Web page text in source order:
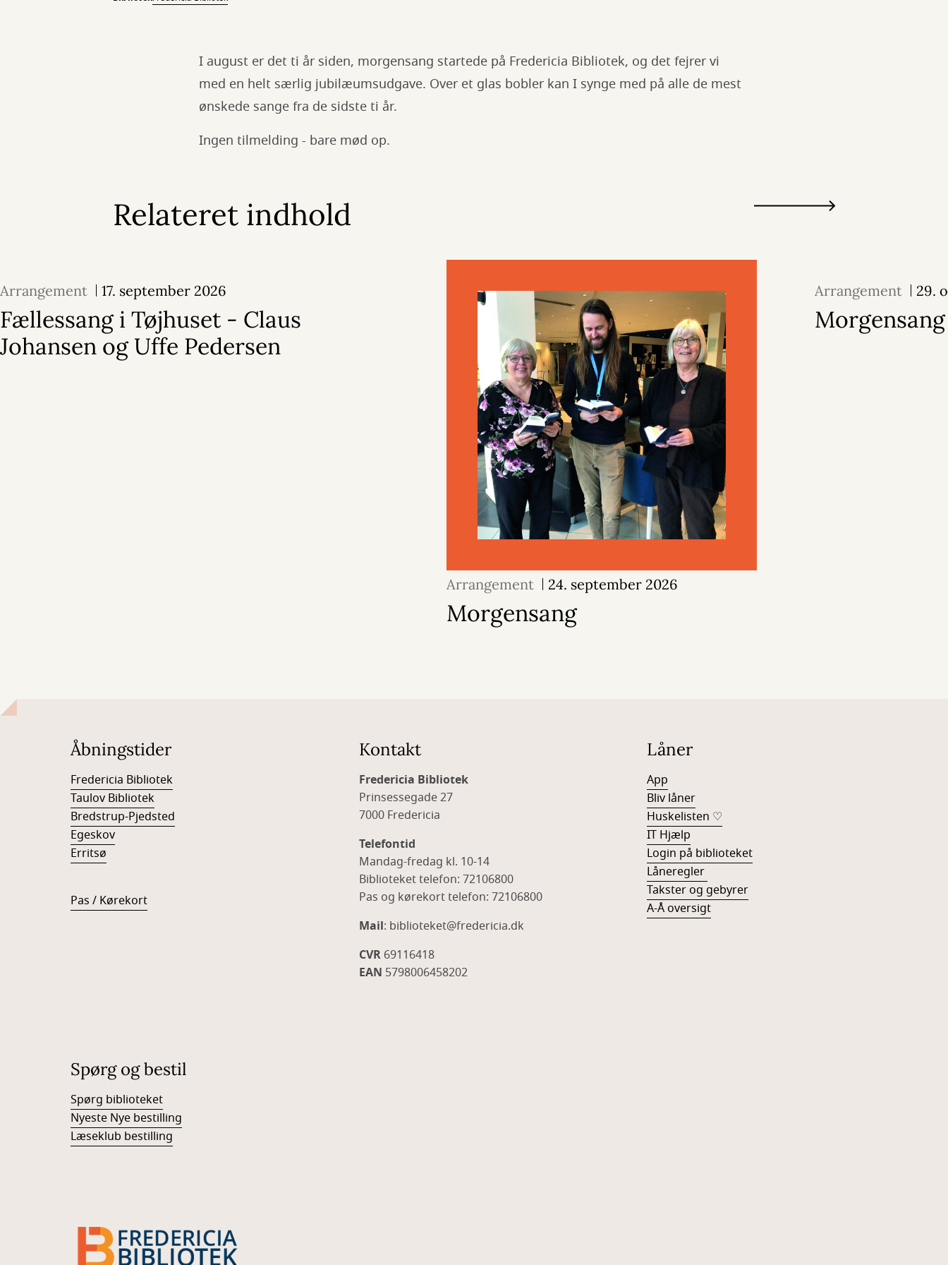
I august er det ti år siden, morgensang startede på Fredericia Bibliotek, og det fejrer vi
med en helt særlig jubilæumsudgave. Over et glas bobler kan I synge med på alle de mest
ønskede sange fra de sidste ti år.
Ingen tilmelding - bare mød op.
Relateret indhold
Arrangement 17. september 2026
Fællessang i Tøjhuset - Claus
Johansen og Uffe Pedersen
Arrangement 24. september 2026
Morgensang
Arrangement 29.
Morgensang
Åbningstider
Fredericia Bibliotek
Taulov Bibliotek
Bredstrup-Pjedsted
Egeskov
Erritsø
Pas / Kørekort
Kontakt
Fredericia Bibliotek
Prinsessegade 27
7000 Fredericia
Telefontid
Mandag-fredag kl. 10-14
Biblioteket telefon: 72106800
Pas og kørekort telefon: 72106800
Mail: biblioteket@fredericia.dk
CVR69116418
EAN 5798006458202
Låner
App
Bliv låner
Huskelisten ♡
IT Hjælp
Login på biblioteket
Låneregler
Takster og gebyrer
A-Å oversigt
Spørg og bestil
Spørg biblioteket
Nyeste Nye bestilling
Læseklub bestilling